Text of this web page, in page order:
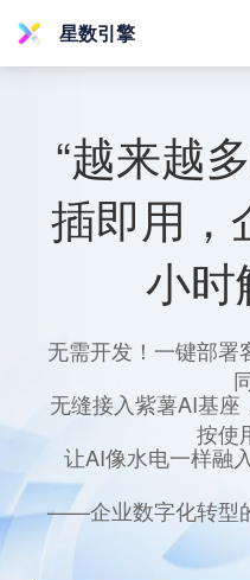
星数引擎
“越来越
插即用，
小时
无需开发！一键部署
无缝接入紫薯AI基座
按使
让AI像水电一样融
——企业数字化转型